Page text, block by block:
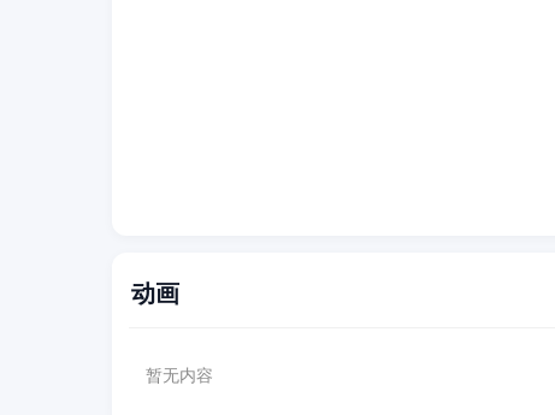
动画
暂无内容